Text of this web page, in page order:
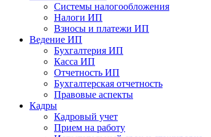
Системы налогообложения
Налоги ИП
Взносы и платежи ИП
Ведение ИП
Бухгалтерия ИП
Касса ИП
Отчетность ИП
Бухгалтерская отчетность
Правовые аспекты
Кадры
Кадровый учет
Прием на работу